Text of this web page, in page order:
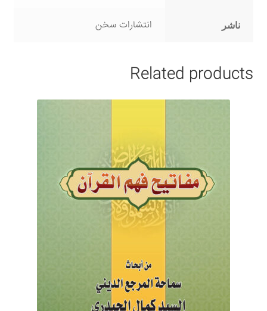
ناشر انتشارات سخن
Related products